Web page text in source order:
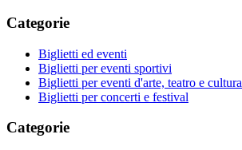
Categorie
Biglietti ed eventi
Biglietti per eventi sportivi
Biglietti per eventi d'arte, teatro e cultura
Biglietti per concerti e festival
Categorie